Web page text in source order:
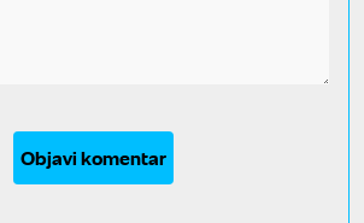
Objavi komentar